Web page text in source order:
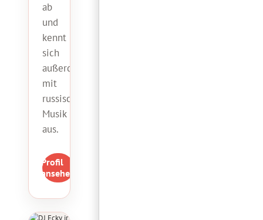
ab
und
kennt
sich
außerdem
mit
russischer
Musik
aus.
Profil
ansehen